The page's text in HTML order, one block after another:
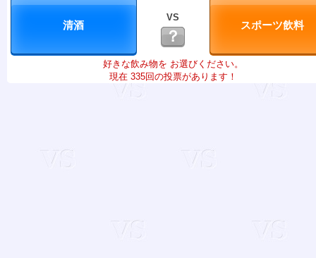
VS
？
好きな飲み物を お選びください。
現在 335回の投票があります！